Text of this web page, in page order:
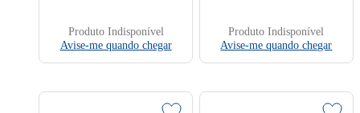
Produto Indisponível
Avise-me quando chegar
Produto Indisponível
Avise-me quando chegar